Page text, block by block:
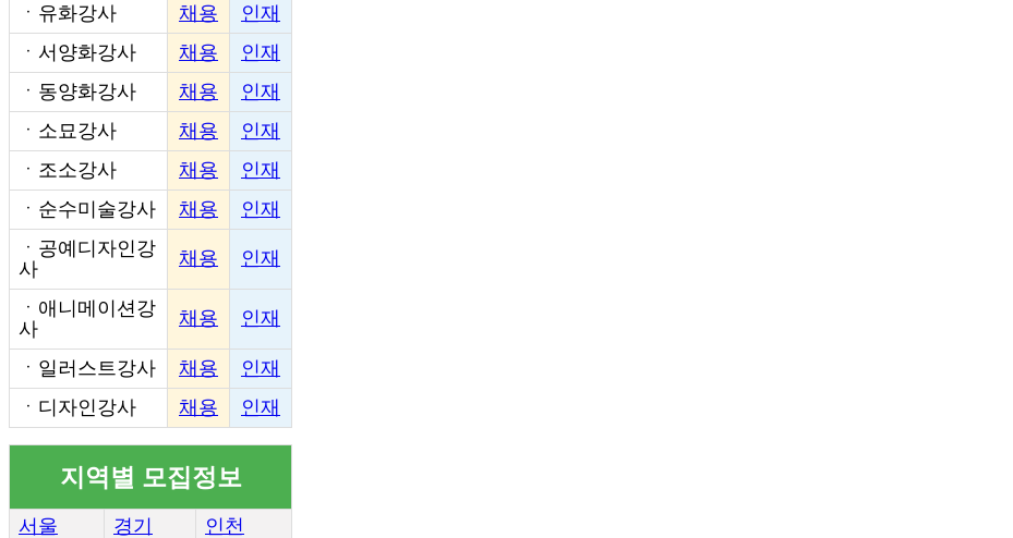
ㆍ 유화강사 채용
인재
ㆍ 서양화강사 채용
인재
ㆍ 동양화강사 채용
인재
ㆍ 소묘강사 채용
인재
ㆍ 조소강사 채용
인재
ㆍ 순수미술강사 채용
인재
ㆍ 공예디자인강
사
채용 인재
ㆍ 애니메이션강
사
채용 인재
ㆍ 일러스트강사 채용
인재
ㆍ 디자인강사 채용 인재
지역별 모집정보
서울 경기
인천